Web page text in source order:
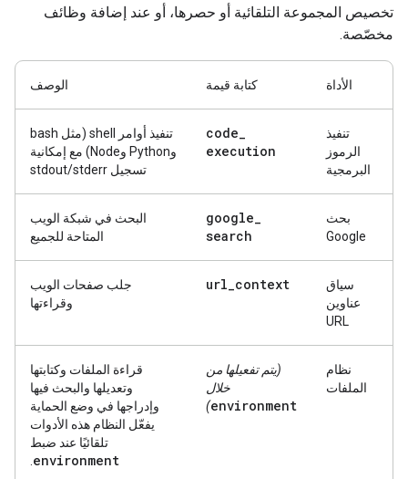
تخصيص المجموعة التلقائية أو حصرها، أو عند إضافة وظائف
مخصّصة.
الأداة كتابة قيمة الوصف
تنفيذ
الرموز
البرمجية
code_
execution
تنفيذ أوامر shell (مثل bash
وPython وNode) مع إمكانية
تسجيل stdout/stderr
بحث
Google
google_
search
البحث في شبكة الويب
المتاحة للجميع
سياق
عناوين
URL
url_context
جلب صفحات الويب
وقراءتها
نظام
الملفات
(يتم تفعيلها من
خلال
environment
)
قراءة الملفات وكتابتها
وتعديلها والبحث فيها
وإدراجها في وضع الحماية
يفعّل النظام هذه الأدوات
تلقائيًا عند ضبط
environment